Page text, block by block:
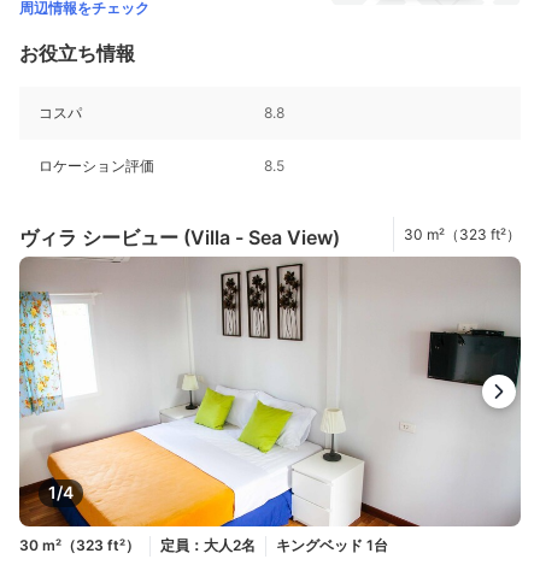
周辺情報をチェック
お役立ち情報
コスパ 8.8
ロケーション評価 8.5
ヴィラ シービュー (Villa - Sea View) 30 m²（323 ft²）
1/4
30 m²（323 ft²） 定員：大人2名
キングベッド 1台